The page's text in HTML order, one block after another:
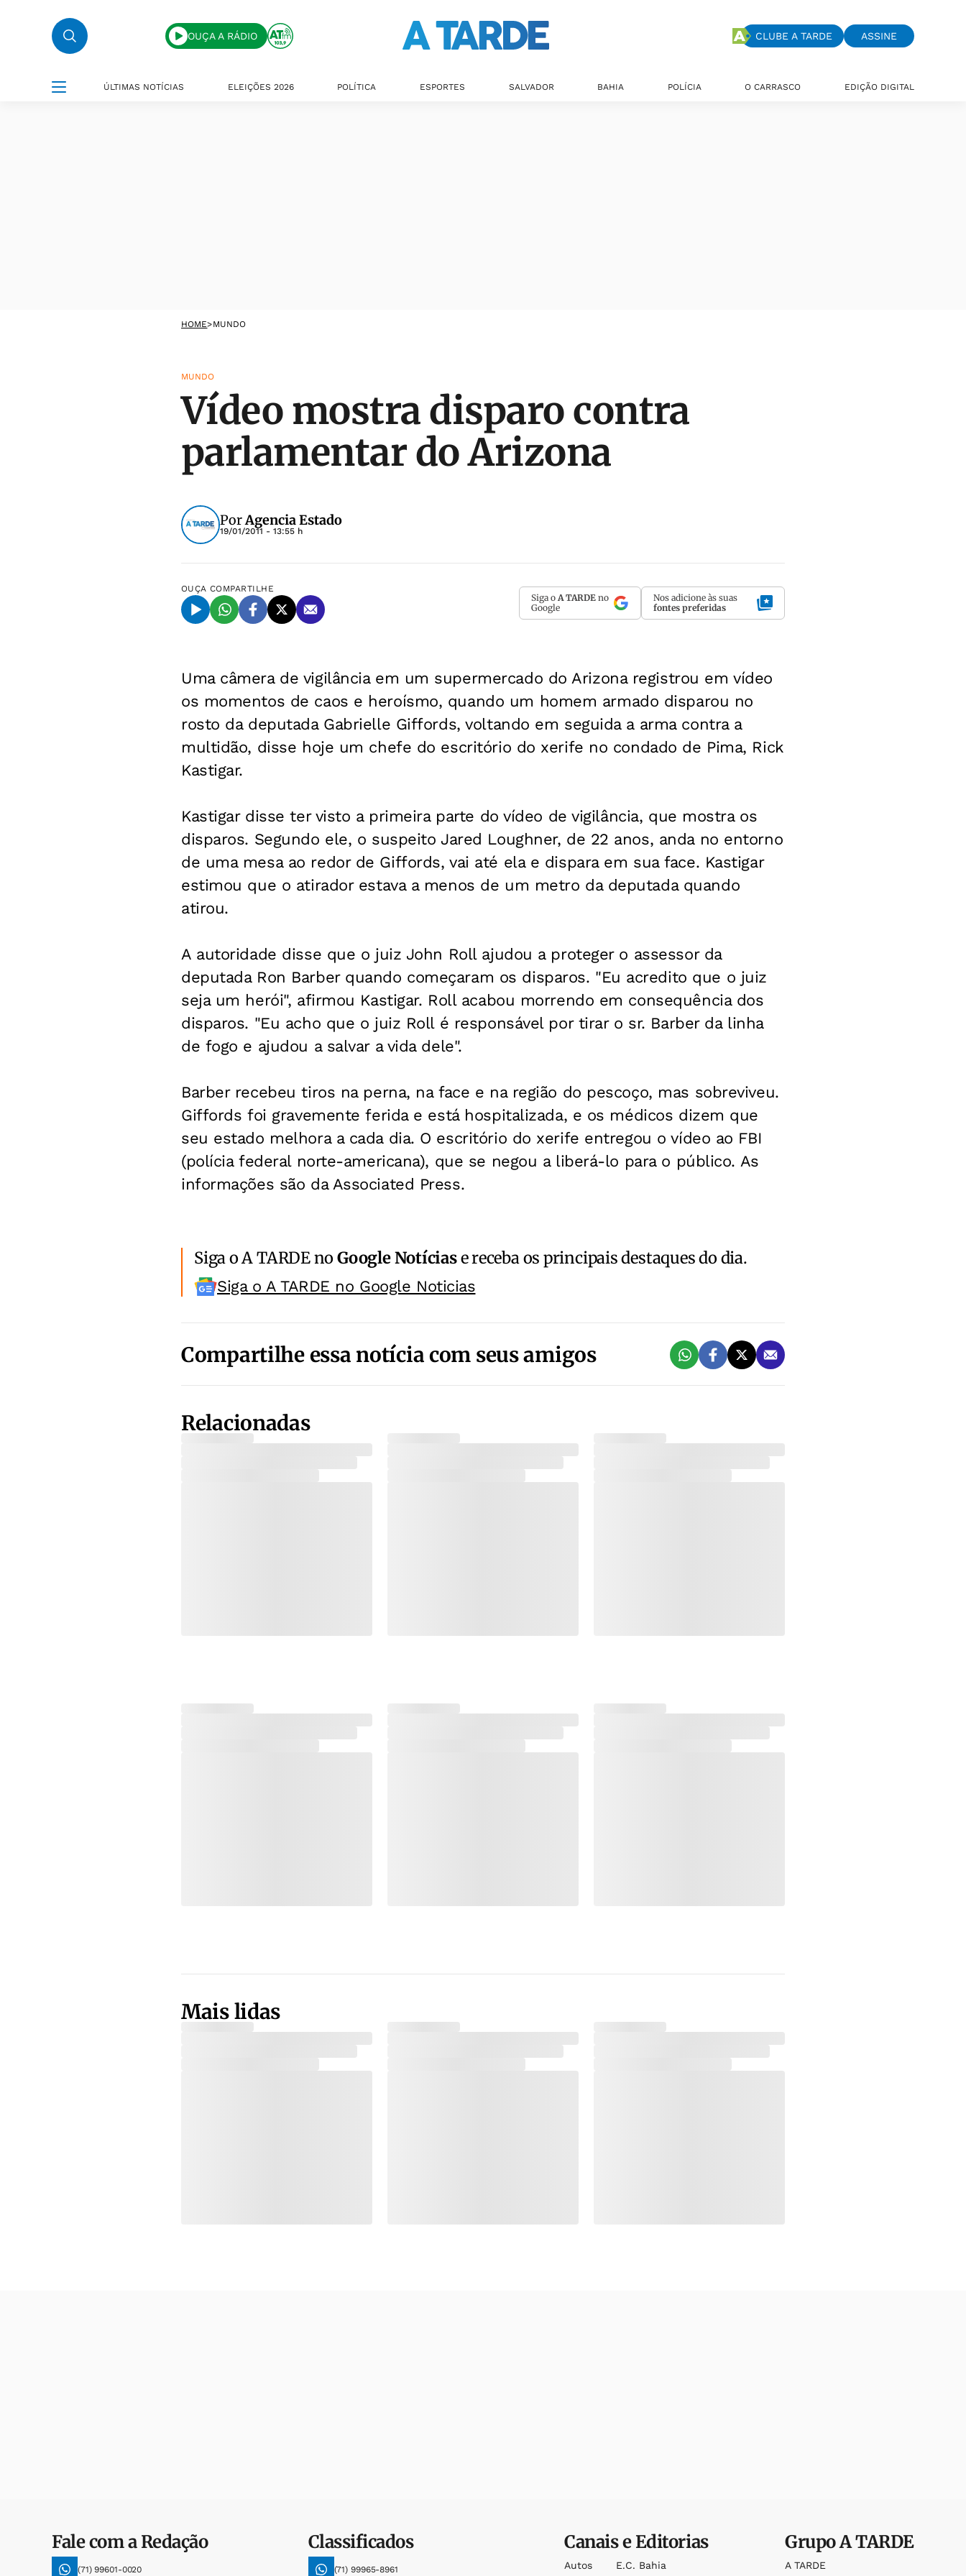
OUÇA A RÁDIO CLUBE A TARDE ASSINE
ÚLTIMAS NOTÍCIAS ELEIÇÕES 2026 POLÍTICA ESPORTES SALVADOR BAHIA POLÍCIA O CARRASCO EDIÇÃO DIGITAL
HOME>MUNDO
MUNDO
Vídeo mostra disparo contra
parlamentar do Arizona
PorAgencia Estado
19/01/2011 - 13:55 h
OUÇA COMPARTILHE
Siga o A TARDE no
Google
Nos adicione às suas
fontes preferidas
Uma câmera de vigilância em um supermercado do Arizona registrou em vídeo
os momentos de caos e heroísmo, quando um homem armado disparou no
rosto da deputada Gabrielle Giffords, voltando em seguida a arma contra a
multidão, disse hoje um chefe do escritório do xerife no condado de Pima, Rick
Kastigar.
Kastigar disse ter visto a primeira parte do vídeo de vigilância, que mostra os
disparos. Segundo ele, o suspeito Jared Loughner, de 22 anos, anda no entorno
de uma mesa ao redor de Giffords, vai até ela e dispara em sua face. Kastigar
estimou que o atirador estava a menos de um metro da deputada quando
atirou.
A autoridade disse que o juiz John Roll ajudou a proteger o assessor da
deputada Ron Barber quando começaram os disparos. "Eu acredito que o juiz
seja um herói", afirmou Kastigar. Roll acabou morrendo em consequência dos
disparos. "Eu acho que o juiz Roll é responsável por tirar o sr. Barber da linha
de fogo e ajudou a salvar a vida dele".
Barber recebeu tiros na perna, na face e na região do pescoço, mas sobreviveu.
Giffords foi gravemente ferida e está hospitalizada, e os médicos dizem que
seu estado melhora a cada dia. O escritório do xerife entregou o vídeo ao FBI
(polícia federal norte-americana), que se negou a liberá-lo para o público. As
informações são da Associated Press.
Siga o A TARDE noGoogle Notíciase receba os principais destaques do dia.
Siga o A TARDE no Google Noticias
Compartilhe essa notícia com seus amigos
Relacionadas
Mais lidas
Fale com a Redação
(71) 99601-0020
Classificados
(71) 99965-8961
Canais e Editorias
Autos E.c. Bahia
GrupoA TARDE
A TARDE